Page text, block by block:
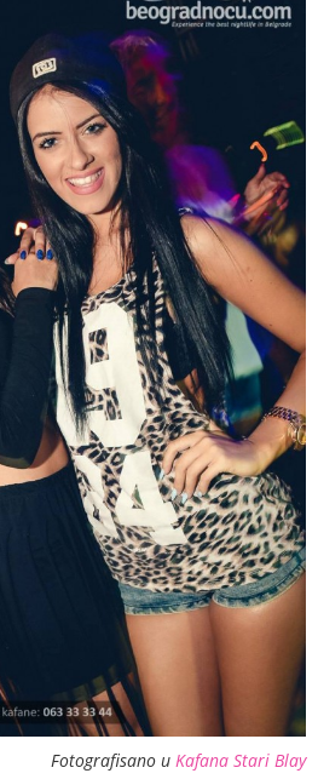
Fotografisano u Kafana Stari Blay